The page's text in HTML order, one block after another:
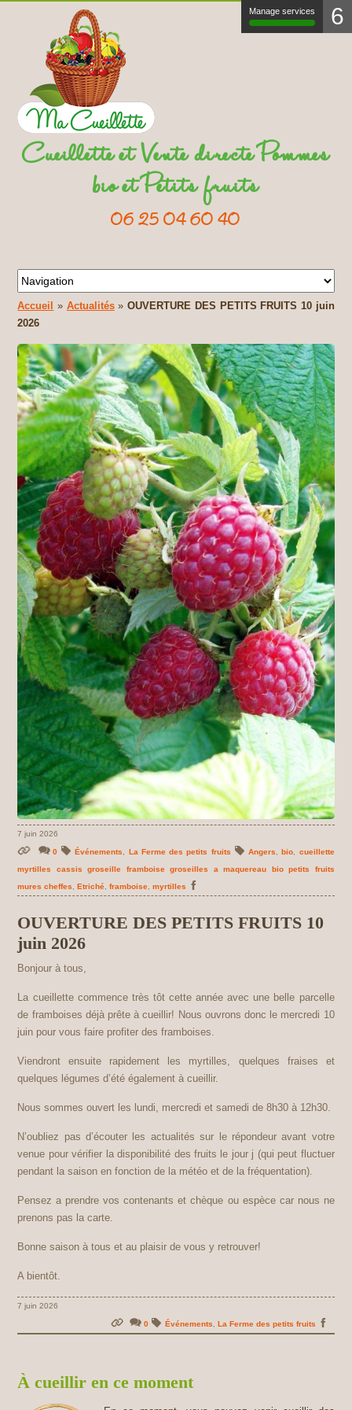
Cueillette et Vente directe Pommes
bio et Petits fruits
06 25 04 60 40
Accueil » Actualités»OUVERTURE DES PETITS FRUITS 10 juin
2026
7 juin 2026
0 Événements, La Ferme des petits fruits Angers, bio, cueillette
myrtilles cassis groseille framboise groseilles a maquereau bio petits fruits
mures cheffes, Etriché,framboise,myrtilles
OUVERTURE DES PETITS FRUITS 10
juin 2026
Bonjour à tous,
La cueillette commence très tôt cette année avec une belle parcelle
de framboises déjà prête à cueillir! Nous ouvrons donc le mercredi 10
juin pour vous faire profiter des framboises.
Viendront ensuite rapidement les myrtilles, quelques fraises et
quelques légumes d’été également à cueillir.
Nous sommes ouvert les lundi, mercredi et samedi de 8h30 à 12h30.
N’oubliez pas d’écouter les actualités sur le répondeur avant votre
venue pour vérifier la disponibilité des fruits le jour j (qui peut fluctuer
pendant la saison en fonction de la météo et de la fréquentation).
Pensez a prendre vos contenants et chèque ou espèce car nous ne
prenons pas la carte.
Bonne saison à tous et au plaisir de vous y retrouver!
A bientôt.
7 juin 2026
0 Événements, La Ferme des petits fruits
À cueillir en ce moment
Manage services 6